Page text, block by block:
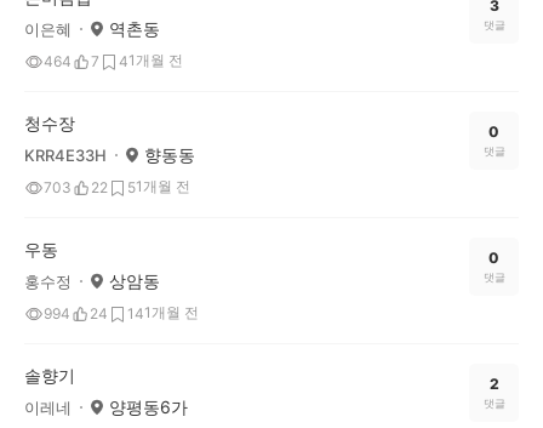
이은혜 역촌동
464 7 41개월 전
3
댓글
청수장
KRR4E33H 향동동
703 22 51개월 전
0
댓글
우동
홍수정 상암동
994 24 141개월 전
0
댓글
솔향기
이레네 양평동6가
2
댓글